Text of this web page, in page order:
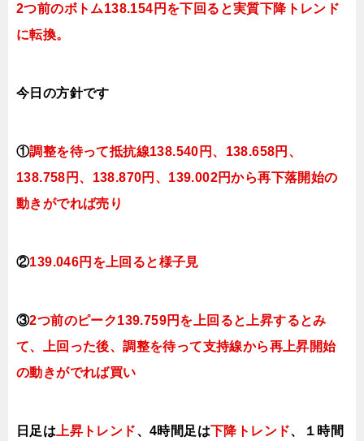
2つ前のボトム138.154円を下回ると実質下降トレンド
に転換。
今日 の方針です
①調整を待って抵抗線138.540円、138.658円、
138.758円、138.870円、139.002円から再下落開始の
動きがでれば売り
②139.046円を上回ると様子見
③2つ前のピーク139.759円を上回ると上昇するとみ
て、上回った後、調整を待って支持線から再上昇開始
の動きがでれば買い
日足は 上昇トレンド、4時間足は下降トレンド、１時間